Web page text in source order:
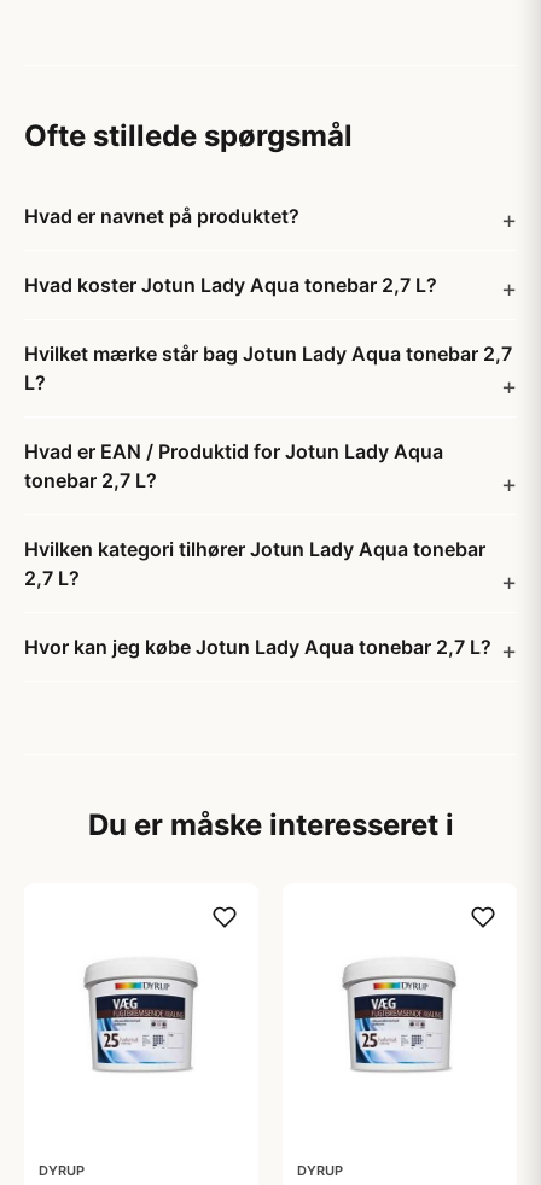
Ofte stillede spørgsmål
Hvad er navnet på produktet?
Hvad koster Jotun Lady Aqua tonebar 2,7 L?
Hvilket mærke står bag Jotun Lady Aqua tonebar 2,7
L?
Hvad er EAN / Produktid for Jotun Lady Aqua
tonebar 2,7 L?
Hvilken kategori tilhører Jotun Lady Aqua tonebar
2,7 L?
Hvor kan jeg købe Jotun Lady Aqua tonebar 2,7 L?
Du er måske interesseret i
DYRUP DYRUP